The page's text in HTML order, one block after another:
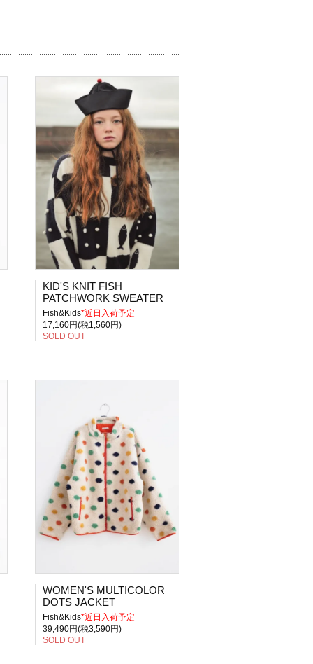
KID'S KNIT FISH
PATCHWORK SWEATER
Fish&Kids*近日入荷予定
17,160円(税1,560円)
SOLD OUT
WOMEN'S MULTICOLOR
DOTS JACKET
Fish&Kids*近日入荷予定
39,490円(税3,590円)
SOLD OUT